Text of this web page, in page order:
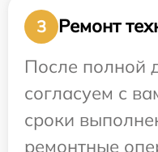
3
Ремонт
После полной
согласуем с
сроки
ремонтные